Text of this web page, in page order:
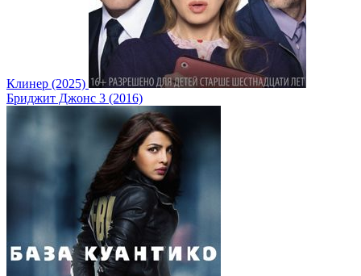
Клинер (2025)
Бриджит Джонс 3 (2016)